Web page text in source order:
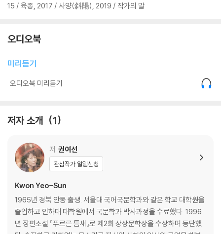
15 / 육종, 2017 / 사양(斜陽), 2019 / 작가의 말
오디오북
미리듣기
오디오북 미리듣기
저자 소개 1
저 권여선
관심작가 알림신청
Kwon Yeo-Sun
1965년 경북 안동 출생. 서울대 국어국문학과와 같은 학교 대학원을
졸업하고 인하대 대학원에서 국문학과 박사과정을 수료했다. 1996
년 장편소설 『푸르른 틈새』로 제2회 상상문학상을 수상하며 등단했